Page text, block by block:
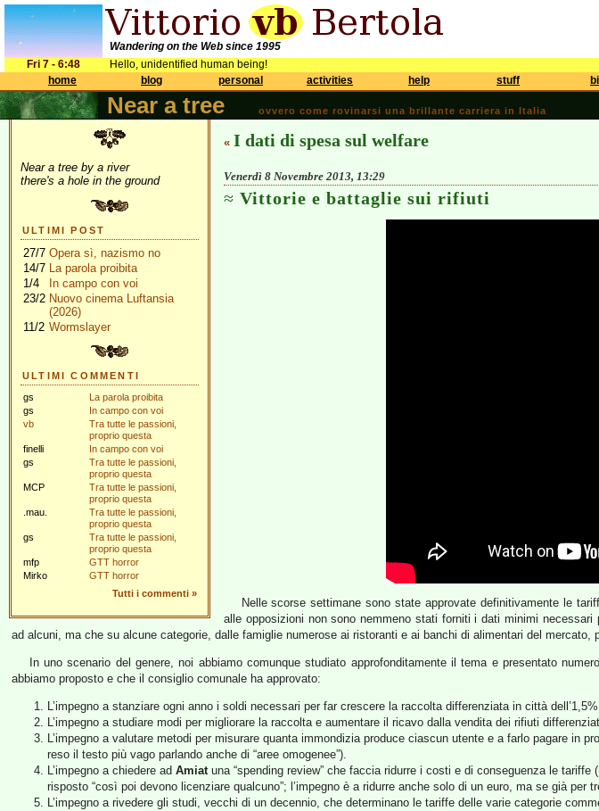
Wandering on the Web since 1995
Fri 7 - 6:48
Hello, unidentified human being!
home
blog personal activities help stuff
Near a tree ovvero come rovinarsi una brillante carriera in Italia
Near a tree by a river
there's a hole in the ground
ULTIMI POST
27/7 Opera sì, nazismo no
14/7 La parola proibita
1/4
In campo con voi
23/2 Nuovo cinema Luftansia
(2026)
11/2 Wormslayer
ULTIMI COMMENTI
gs
La parola proibita
gs
In campo con voi
vb
Tra tutte le passioni,
proprio questa
finelli
In campo con voi
gs
Tra tutte le passioni,
proprio questa
MCP
Tra tutte le passioni,
proprio questa
.mau.
Tra tutte le passioni,
proprio questa
gs
Tra tutte le passioni,
proprio questa
mfp
GTT horror
Mirko
GTT horror
Tutti i commenti »
« I dati di spesa sul welfare
Venerdì 8 Novembre 2013, 13:29
Vittorie e battaglie sui rifiuti
Nelle scorse settimane sono state approvate definitivamente le
alle opposizioni non sono nemmeno stati forniti i dati minimi
ad alcuni, ma che su alcune categorie, dalle famiglie numerose ai ristoranti e ai banchi di alimentari del mercato,
In uno scenario del genere, noi abbiamo comunque studiato approfonditamente il tema e presentato
abbiamo proposto e che il consiglio comunale ha approvato:
L’impegno a stanziare ogni anno i soldi necessari per far crescere la raccolta differenziata in città
L’impegno a studiare modi per migliorare la raccolta e aumentare il ricavo dalla vendita dei rifiuti
L’impegno a valutare metodi per misurare quanta immondizia produce ciascun utente e a farlo pagare in
reso il testo più vago parlando anche di “aree omogenee”).
L’impegno a chiedere ad Amiatuna “spending review” che faccia ridurre i costi e di conseguenza le tariffe (
risposto “così poi devono licenziare qualcuno”; l’impegno è a ridurre anche solo di un euro, ma se già
L’impegno a rivedere gli studi, vecchi di un decennio, che determinano le tariffe delle varie categorie